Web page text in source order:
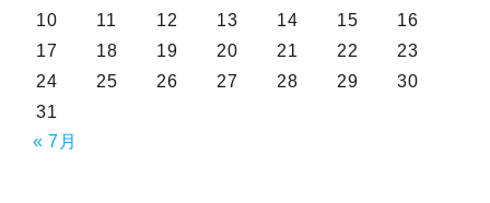
10
11 12 13 14 15
16
17
18 19 20 21 22
23
24
25 26 27 28 29
30
31
« 7月